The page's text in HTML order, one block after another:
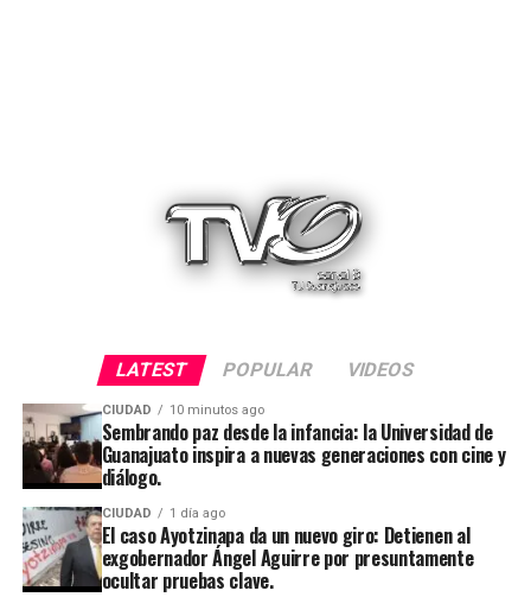
LATEST POPULAR VIDEOS
CIUDAD 10 minutos ago
Sembrando paz desde la infancia: la Universidad de
Guanajuato inspira a nuevas generaciones con cine y
diálogo.
CIUDAD 1 día ago
El caso Ayotzinapa da un nuevo giro: Detienen al
exgobernador Ángel Aguirre por presuntamente
ocultar pruebas clave.